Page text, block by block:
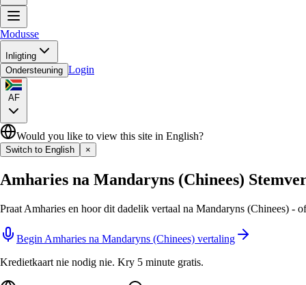
Modusse
Inligting
Ondersteuning Login
AF
Would you like to view this site in English?
Switch to English ×
Amharies na Mandaryns (Chinees)
Praat Amharies en hoor dit dadelik vertaal na Mandaryns (Chinees)
Begin Amharies na Mandaryns (Chinees) vertaling
Kredietkaart nie nodig nie. Kry 5 minute gratis.